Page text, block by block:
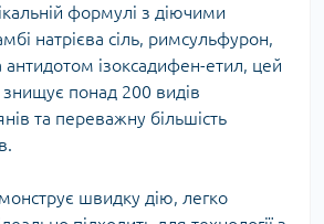
формулі з діючими
натрієва сіль, римсульфурон,
антидотом ізоксадифен-етил, цей
знищує понад 200 видів
та переважну більшість
швидку дію, легко